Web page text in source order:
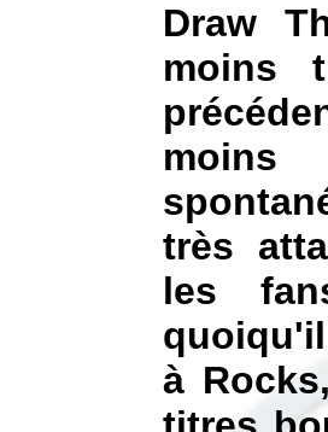
Draw
moins
très
les
à Rocks